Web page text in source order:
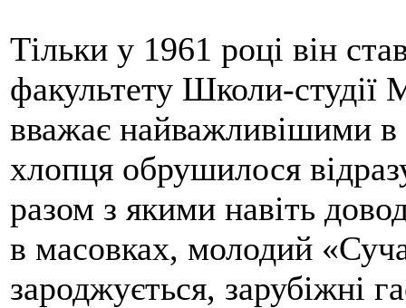
Тільки у 1961 році він
факультету Школи-
вважає найважливішими в
хлопця обрушилося
разом з якими навіть
в масовках, молодий
зароджується, зарубіжні